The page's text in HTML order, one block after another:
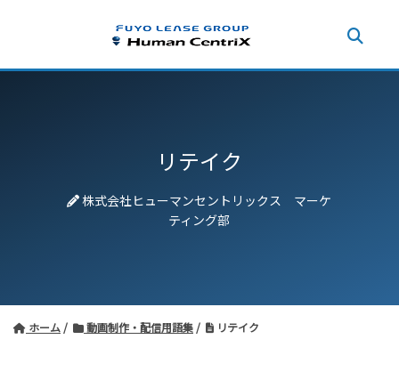
リテイク
株式会社ヒューマンセントリックス マーケ
ティング部
ホーム 動画制作・配信用語集 リテイク